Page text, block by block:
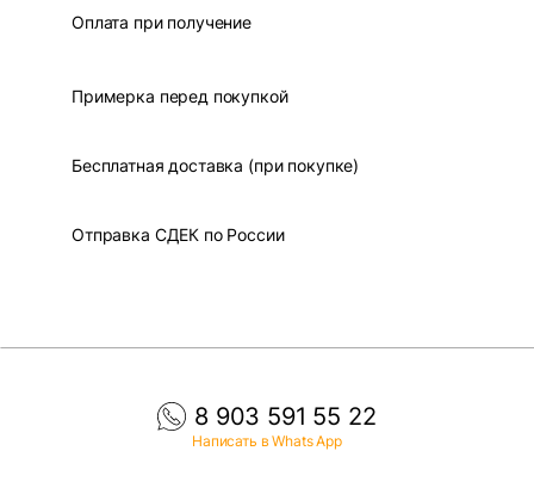
Оплата при получение
Примерка перед покупкой
Бесплатная доставка (при покупке)
Отправка СДЕК по России
8 903 591 55 22
Написать в Whats App